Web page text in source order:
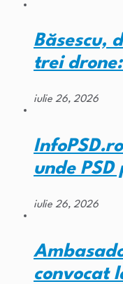
Băsescu,
trei
iulie 26, 2026
unde
iulie 26, 2026
convocat